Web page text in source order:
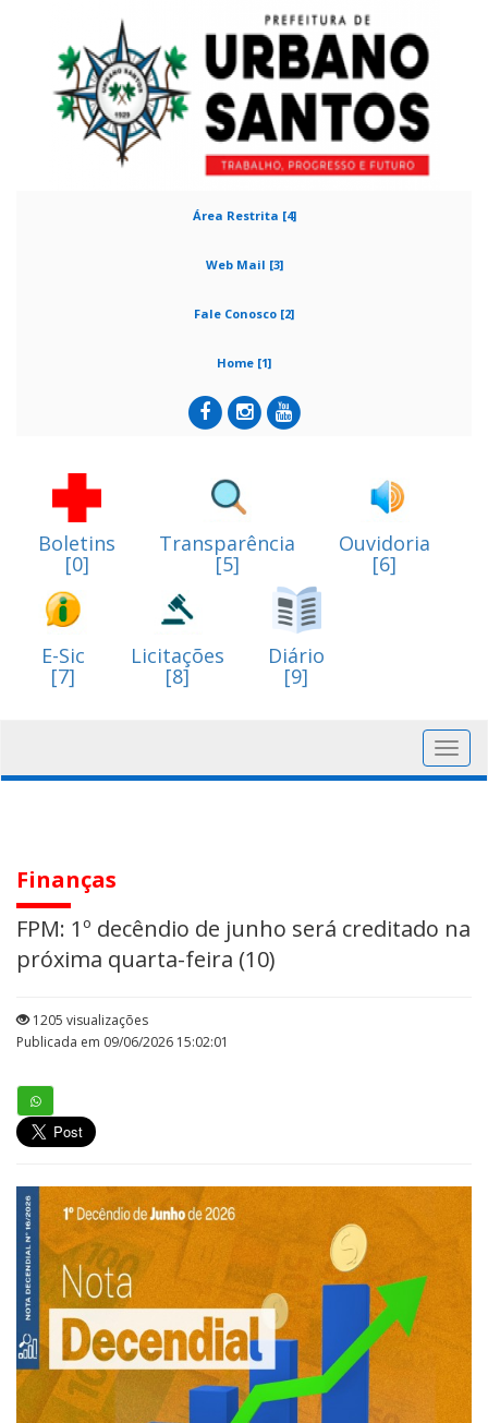
Área Restrita [4]
Web Mail [3]
Fale Conosco [2]
Home [1]
Boletins
[0]
Transparência
[5]
Ouvidoria
[6]
E-Sic
[7]
Licitações
[8]
Diário
[9]
Finanças
FPM: 1º decêndio de junho será creditado na
próxima quarta-feira (10)
1205 visualizações
Publicada em 09/06/2026 15:02:01